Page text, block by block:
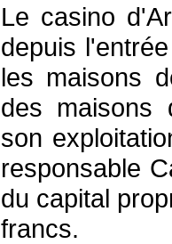
Le casino
depuis
les maisons
des maisons
son
responsable
du capital
francs.